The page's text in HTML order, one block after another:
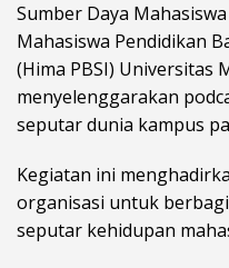
Sumber Daya
Mahasiswa Pendidikan
(Hima PBSI) Universitas
menyelenggarakan
seputar dunia kampus
Kegiatan ini
organisasi untuk
seputar kehidupan